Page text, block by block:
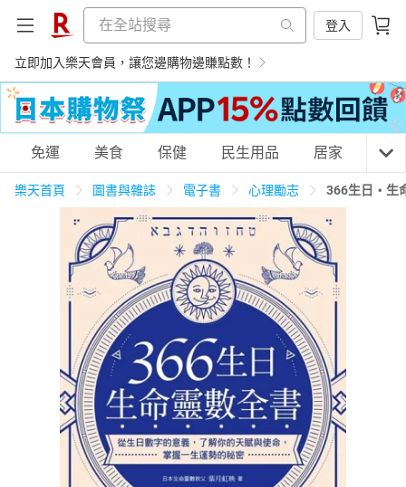
登入
立即加入樂天會員，讓您邊購物邊賺點數！
購物網分類
天天免運 美食蛋糕 養生保健 民生用品
3C家電 運動休閒
女裝 男裝 化妝保養 情趣用品
電子/紙本書
免運 美食 保健 民生用品 居家 3C
樂天首頁 圖書與雜誌 電子書 心理勵志 366生日・生